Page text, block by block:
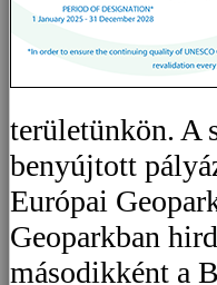
területünkön. A
benyújtott
Európai
Geoparkban
másodikként a